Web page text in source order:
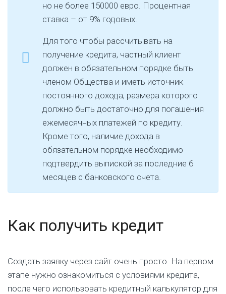
но не более 150000 евро. Процентная
ставка – от 9% годовых.
Для того чтобы рассчитывать на
получение кредита, частный клиент
должен в обязательном порядке быть
членом Общества и иметь источник
постоянного дохода, размера которого
должно быть достаточно для погашения
ежемесячных платежей по кредиту.
Кроме того, наличие дохода в
обязательном порядке необходимо
подтвердить выпиской за последние 6
месяцев с банковского счета.
Как получить кредит
Создать заявку через сайт очень просто. На первом
этапе нужно ознакомиться с условиями кредита,
после чего использовать кредитный калькулятор для